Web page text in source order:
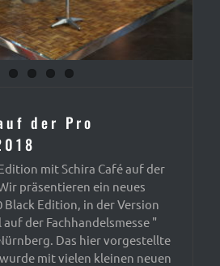
der Pro
mit Schira Café auf der
präsentieren ein neues
Black Edition, in der Version
der Fachhandelsmesse "
Das hier vorgestellte
mit vielen kleinen neuen